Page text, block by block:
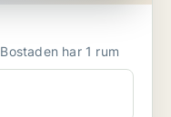
Studentbostad att hyra i Kalmar Bostaden har 1 rum